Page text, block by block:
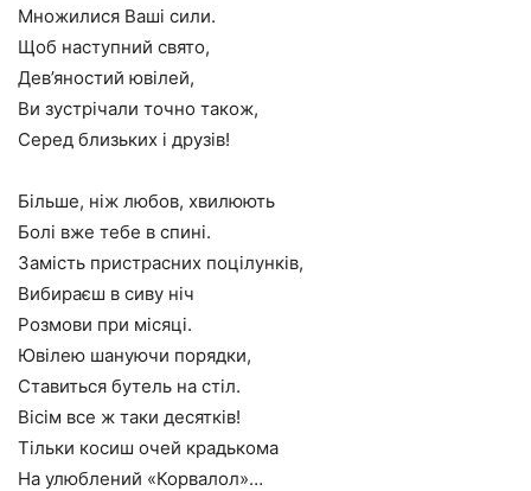
Множилися Ваші сили.
Щоб наступний свято,
Дев’яностий ювілей,
Ви зустрічали точно також,
Серед близьких і друзів!
Більше, ніж любов, хвилюють
Болі вже тебе в спині.
Замість пристрасних поцілунків,
Вибираєш в сиву ніч
Розмови при місяці.
Ювілею шануючи порядки,
Ставиться бутель на стіл.
Вісім все ж таки десятків!
Тільки косиш очей крадькома
На улюблений «Корвалол»…